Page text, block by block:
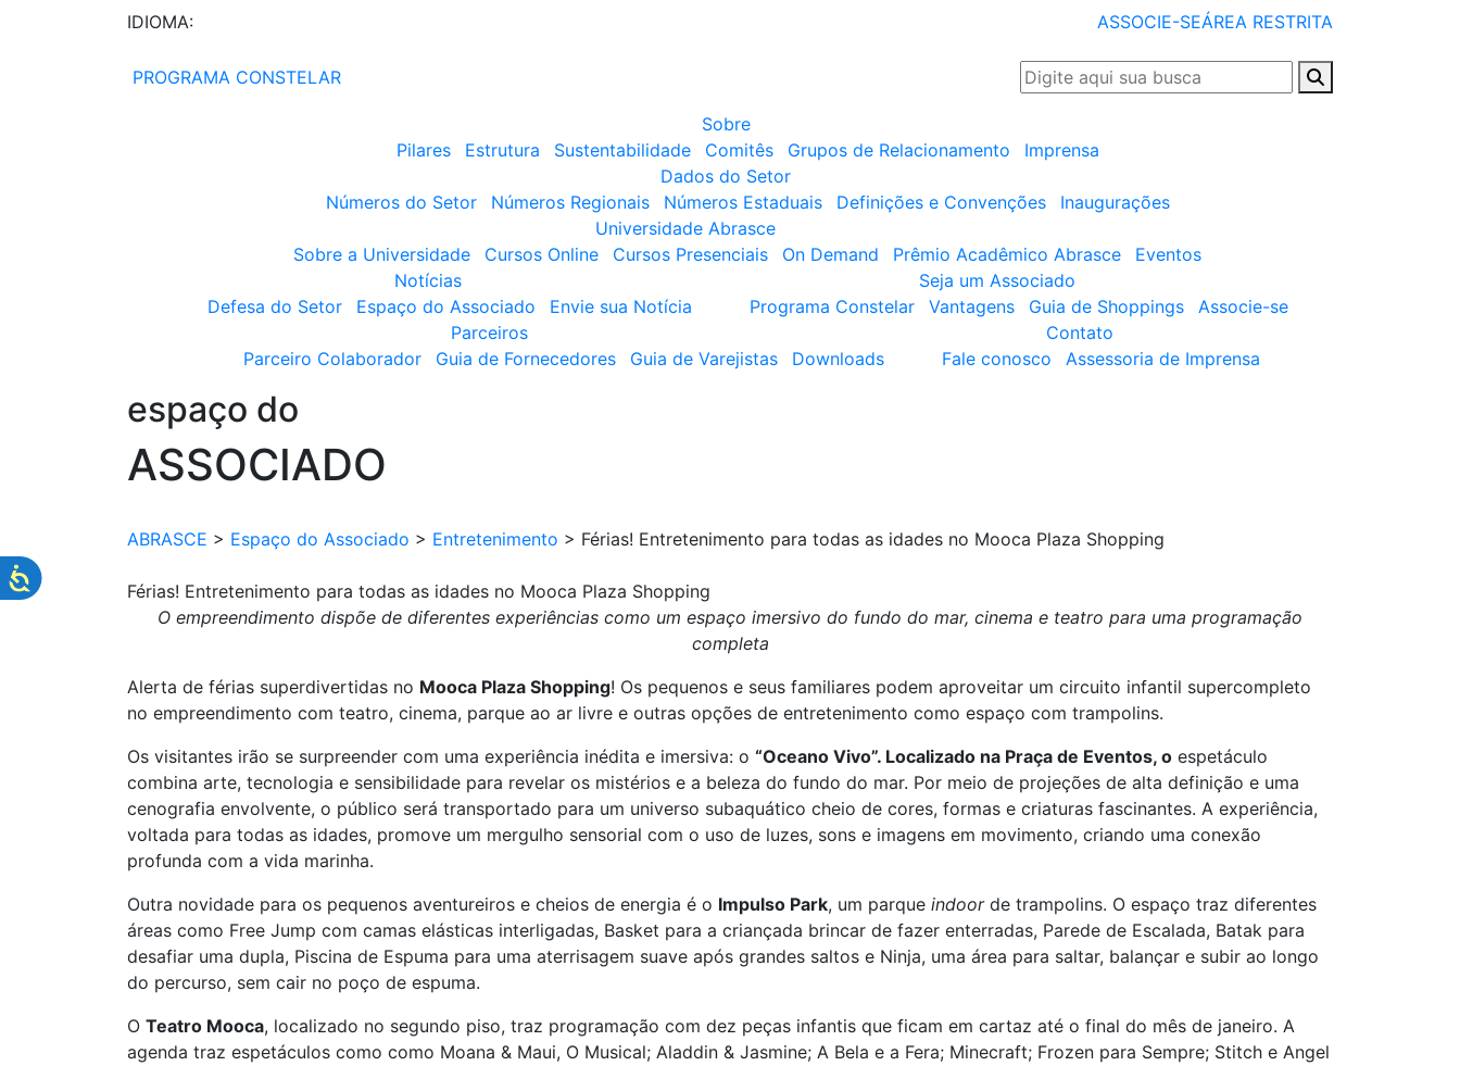
IDIOMA: ASSOCIE-SEÁREA RESTRITA
PROGRAMA CONSTELAR
Sobre
Pilares
Estrutura Sustentabilidade Comitês Grupos de Relacionamento
Imprensa
Dados do Setor
Números do Setor
Números Regionais Números Estaduais Definições e Convenções
Inaugurações
Universidade Abrasce
Sobre a Universidade
Cursos Online Cursos Presenciais On Demand Prêmio Acadêmico Abrasce
Eventos
Notícias
Defesa do Setor
Espaço do Associado Envie sua Notícia
Seja um Associado
Programa Constelar
Vantagens Guia de Shoppings
Associe-se
Parceiros
Parceiro Colaborador
Guia de Fornecedores Guia de Varejistas Downloads
Contato
Fale conosco
Assessoria de Imprensa
espaço do
ASSOCIADO
ABRASCE > Espaço do Associado > Entretenimento > Férias! Entretenimento para todas as idades no Mooca Plaza Shopping
Férias! Entretenimento para todas as idades no Mooca Plaza Shopping
O empreendimento dispõe de diferentes experiências como um espaço imersivo do fundo do mar, cinema e teatro para uma programação
completa
Alerta de férias superdivertidas no Mooca Plaza Shopping! Os pequenos e seus familiares podem aproveitar um circuito infantil supercompleto
no empreendimento com teatro, cinema, parque ao ar livre e outras opções de entretenimento como espaço com trampolins.
Os visitantes irão se surpreender com uma experiência inédita e imersiva: o “Oceano Vivo”. Localizado na Praça de Eventos, o espetáculo
combina arte, tecnologia e sensibilidade para revelar os mistérios e a beleza do fundo do mar. Por meio de projeções de alta definição e uma
cenografia envolvente, o público será transportado para um universo subaquático cheio de cores, formas e criaturas fascinantes. A experiência,
voltada para todas as idades, promove um mergulho sensorial com o uso de luzes, sons e imagens em movimento, criando uma conexão
profunda com a vida marinha.
Outra novidade para os pequenos aventureiros e cheios de energia é o Impulso Park, um parque indoorde trampolins. O espaço traz diferentes
áreas como Free Jump com camas elásticas interligadas, Basket para a criançada brincar de fazer enterradas, Parede de Escalada, Batak para
desafiar uma dupla, Piscina de Espuma para uma aterrisagem suave após grandes saltos e Ninja, uma área para saltar, balançar e subir ao longo
do percurso, sem cair no poço de espuma.
O Teatro Mooca, localizado no segundo piso, traz programação com dez peças infantis que ficam em cartaz até o final do mês de janeiro. A
agenda traz espetáculos como como Moana & Maui, O Musical; Aladdin & Jasmine; A Bela e a Fera; Minecraft; Frozen para Sempre; Stitch e Angel